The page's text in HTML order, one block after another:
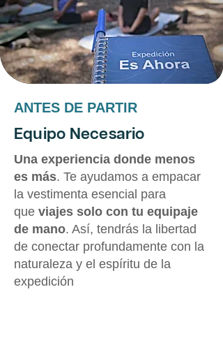
ANTES DE PARTIR
Equipo Necesario
Una experiencia donde menos
es más. Te ayudamos a empacar
la vestimenta esencial para
que viajes solo con tu equipaje
de mano. Así, tendrás la libertad
de conectar profundamente con la
naturaleza y el espíritu de la
expedición